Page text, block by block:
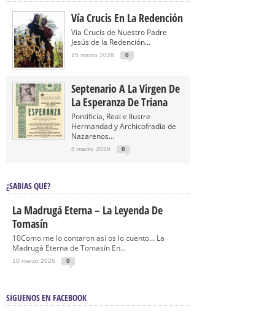
Vía Crucis En La Redención
Vía Crucis de Nuestro Padre
Jesús de la Redención...
15 marzo 2026 0
Septenario A La Virgen De
La Esperanza De Triana
Pontificia, Real e Ilustre
Hermandad y Archicofradía de
Nazarenos...
8 marzo 2026 0
¿SABÍAS QUÉ?
La Madrugá Eterna – La Leyenda De
Tomasín
10Como me lo contaron así os lo cuento… La
Madrugá Eterna de Tomasín En...
10 marzo 2026 0
SÍGUENOS EN FACEBOOK